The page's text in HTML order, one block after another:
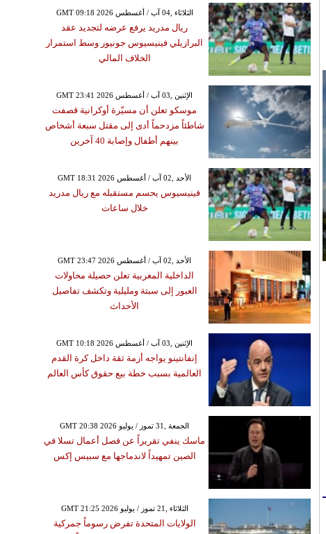
GMT 09:18 2026 الثلاثاء ,04 آب / أغسطس
ريال مدريد يرفع عرضه لتجديد عقد
البرازيلي فينيسيوس جونيور وسط استمرار
الخلاف المالي
GMT 23:41 2026 الإثنين ,03 آب / أغسطس
موسكو تعلن أن مسيّرة أوكرانية قصفت
شاطئاً مزدحماً أدى إلى مقتل سبعة أشخاص
بينهم أطفال وإصابة 40 آخرين
GMT 18:31 2026 الأحد ,02 آب / أغسطس
فينيسيوس يحسم مستقبله مع ريال مدريد
خلال ساعات
GMT 23:47 2026 الأحد ,02 آب / أغسطس
الداخلية المغربية تعلن حصيلة محاولات
العبور إلى سبتة ومليلية وتكشف تفاصيل
الأحداث
GMT 10:18 2026 الإثنين ,03 آب / أغسطس
إنفانتينو يواجه أزمة ثقة داخل كرة القدم
العالمية بسبب خطة بيع حقوق كأس العالم
GMT 20:38 2026 الجمعة ,31 تموز / يوليو
ماسك ينفي تقريراً عن فصل أعمال تسلا في
الصين تمهيداً لاندماجها مع سبيس إكس
GMT 21:25 2026 الثلاثاء ,21 تموز / يوليو
الولايات المتحدة تفرض رسوماً جمركية